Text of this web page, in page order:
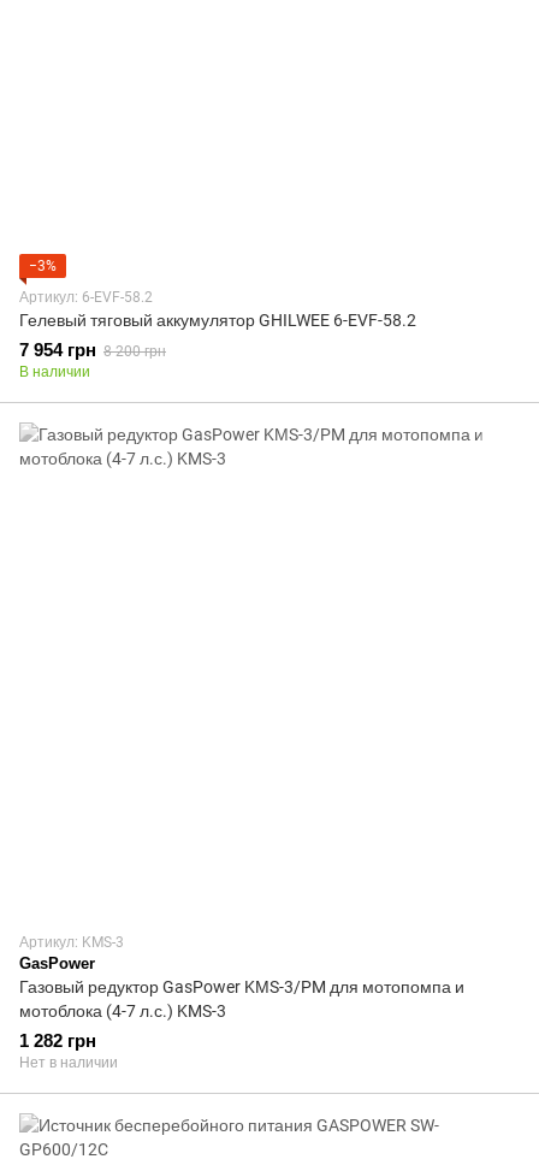
−3%
Артикул: 6-EVF-58.2
Гелевый тяговый аккумулятор GHILWEE 6-EVF-58.2
7 954 грн 8 200 грн
В наличии
Артикул: KMS-3
GasPower
Газовый редуктор GasPower KМS-3/PM для мотопомпа и
мотоблока (4-7 л.с.) KMS-3
1 282 грн
Нет в наличии